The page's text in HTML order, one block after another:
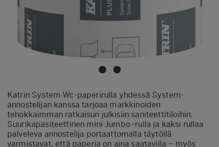
Katrin System Wc-paperirulla yhdessä System-
annostelijan kanssa tarjoaa markkinoiden
tehokkaimman ratkaisun julkisiin saniteettitiloihin.
Suurikapasiteettinen mini Jumbo -rulla ja kaksi rullaa
palveleva annostelija portaattomalla täytöllä
varmistavat, että paperia on aina saatavilla – myös